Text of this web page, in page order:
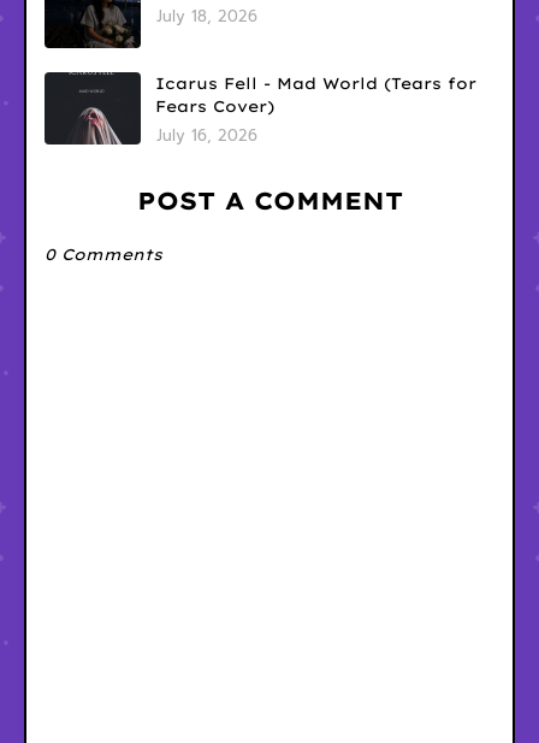
July 18, 2026
Icarus Fell - Mad World (Tears for
Fears Cover)
July 16, 2026
POST A COMMENT
0 Comments